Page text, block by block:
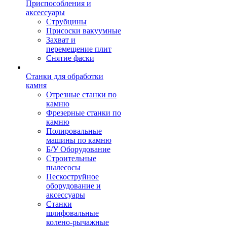
Приспособления и
аксессуары
Струбцины
Присоски вакуумные
Захват и
перемещение плит
Снятие фаски
Станки для обработки
камня
Отрезные станки по
камню
Фрезерные станки по
камню
Полировальные
машины по камню
Б/У Оборудование
Строительные
пылесосы
Пескоструйное
оборудование и
аксессуары
Станки
шлифовальные
колено-рычажные